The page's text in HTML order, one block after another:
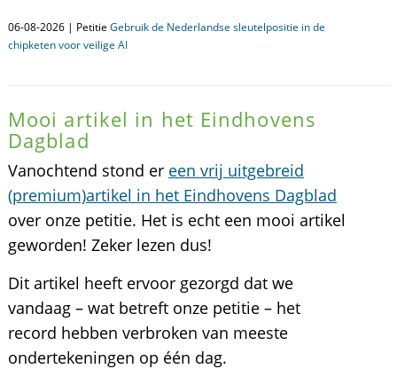
06-08-2026 | Petitie Gebruik de Nederlandse sleutelpositie in de
chipketen voor veilige AI
Mooi artikel in het Eindhovens
Dagblad
Vanochtend stond er een vrij uitgebreid
(premium)artikel in het Eindhovens Dagblad
over onze petitie. Het is echt een mooi artikel
geworden! Zeker lezen dus!
Dit artikel heeft ervoor gezorgd dat we
vandaag – wat betreft onze petitie – het
record hebben verbroken van meeste
ondertekeningen op één dag.